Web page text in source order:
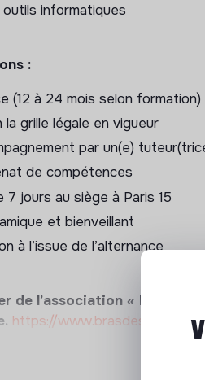
informatiques
:
(12 à 24 mois selon formation)
la grille légale en vigueur
par un(e)
de compétences
7 jours au siège à Paris 15
et bienveillant
à l’issue de l’alternance
de l’association « Bras
https://www.brasdessus-